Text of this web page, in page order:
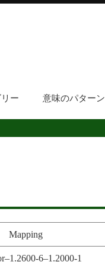
ー 意味のパターン
Mapping
6–1.2000-1